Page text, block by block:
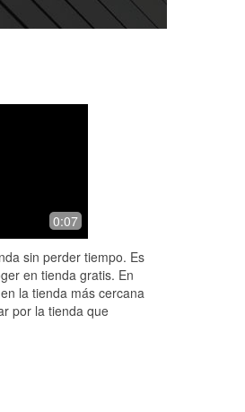
today
13th 2025 with
me with
More
0:07
sin perder tiempo. Es
en tienda gratis. En
la tienda más cercana
por la tienda que